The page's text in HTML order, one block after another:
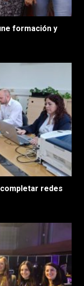
formación y
completar redes